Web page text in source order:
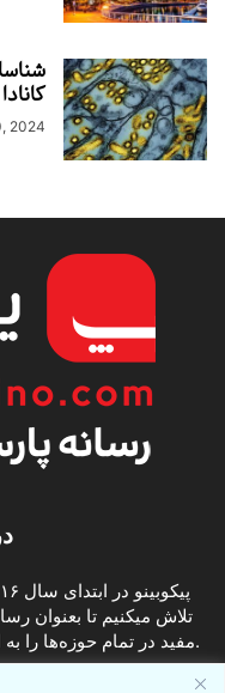
کانادا
2024
تلاش میکنیم تا بعنوان
مفید در تمام حوزه‌ها را به اطلاع جامعه فارسی‌زبان کانادا برسانیم.